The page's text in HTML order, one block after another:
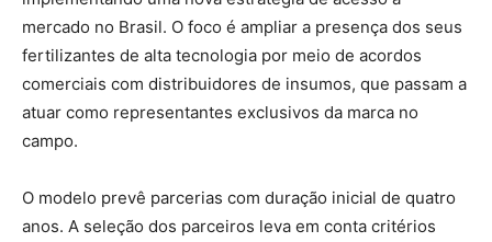
mercado no Brasil. O foco é ampliar a presença dos seus
fertilizantes de alta tecnologia por meio de acordos
comerciais com distribuidores de insumos, que passam a
atuar como representantes exclusivos da marca no
campo.
O modelo prevê parcerias com duração inicial de quatro
anos. A seleção dos parceiros leva em conta critérios